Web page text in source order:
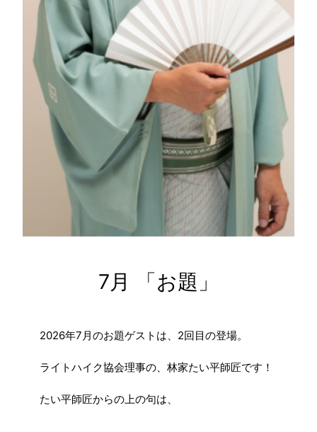
7月 「お題」
2026年7月のお題ゲストは、2回目の登場。
ライトハイク協会理事の、林家たい平師匠です！
たい平師匠からの上の句は、